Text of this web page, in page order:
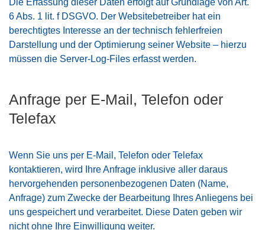
Die Erfassung dieser Daten erfolgt auf Grundlage von Art.
6 Abs. 1 lit. f DSGVO. Der Websitebetreiber hat ein
berechtigtes Interesse an der technisch fehlerfreien
Darstellung und der Optimierung seiner Website – hierzu
müssen die Server-Log-Files erfasst werden.
Anfrage per E-Mail, Telefon oder
Telefax
Wenn Sie uns per E-Mail, Telefon oder Telefax
kontaktieren, wird Ihre Anfrage inklusive aller daraus
hervorgehenden personenbezogenen Daten (Name,
Anfrage) zum Zwecke der Bearbeitung Ihres Anliegens bei
uns gespeichert und verarbeitet. Diese Daten geben wir
nicht ohne Ihre Einwilligung weiter.